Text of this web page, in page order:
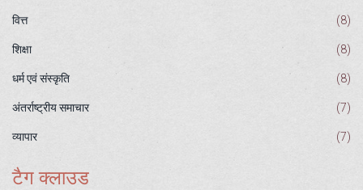
वित्त (8)
शिक्षा (8)
धर्म एवं संस्कृति (8)
अंतर्राष्ट्रीय समाचार (7)
व्यापार (7)
टैग क्लाउड